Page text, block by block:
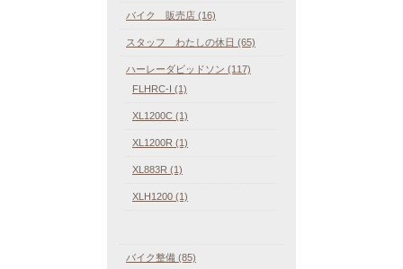
バイク 販売店 (16)
スタッフ わたしの休日 (65)
ハーレーダビッドソン (117)
FLHRC-I (1)
XL1200C (1)
XL1200R (1)
XL883R (1)
XLH1200 (1)
バイク整備 (85)